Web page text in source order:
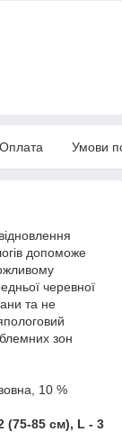
Оплата Умови
допоможе
черевної
та не
зон
10 %
(75-85 см), L - 3